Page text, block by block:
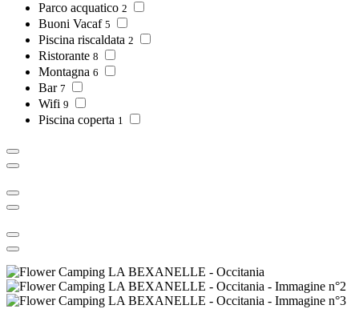
Parco acquatico 2
Buoni Vacaf 5
Piscina riscaldata 2
Ristorante 8
Montagna 6
Bar 7
Wifi 9
Piscina coperta 1